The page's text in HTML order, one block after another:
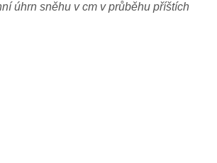
úhrn sněhu v cm v průběhu příštích